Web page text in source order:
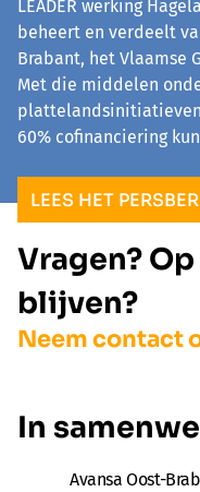
LEADER werking
beheert en verdeelt
Brabant, het Vlaamse
Met die middelen
60% cofinanciering
LEES HET
Vragen?
blijven?
Neem contact
In
Avansa Oost-